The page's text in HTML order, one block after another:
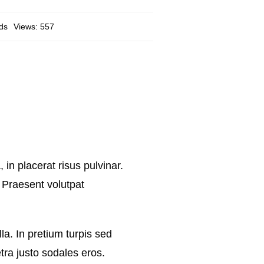
Views: 557
in placerat risus pulvinar.
volutpat
In pretium turpis sed
justo sodales eros.